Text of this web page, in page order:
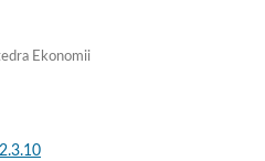
Ekonomii